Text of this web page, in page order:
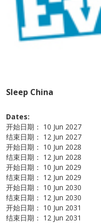
Sleep China
Dates:
开始日期： 10 Jun 2027
结束日期： 12 Jun 2027
开始日期： 10 Jun 2028
结束日期： 12 Jun 2028
开始日期： 10 Jun 2029
结束日期： 12 Jun 2029
开始日期： 10 Jun 2030
结束日期： 12 Jun 2030
开始日期： 10 Jun 2031
结束日期： 12 Jun 2031